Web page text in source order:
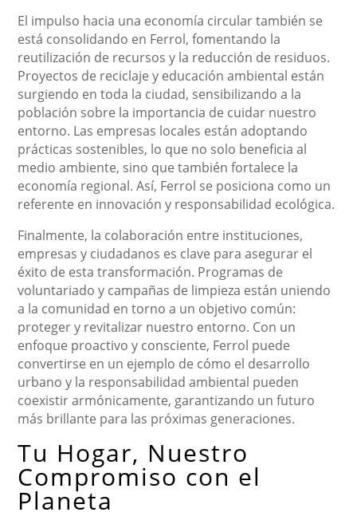
El impulso hacia una economía circular también se
está consolidando en Ferrol, fomentando la
reutilización de recursos y la reducción de residuos.
Proyectos de reciclaje y educación ambiental están
surgiendo en toda la ciudad, sensibilizando a la
población sobre la importancia de cuidar nuestro
entorno. Las empresas locales están adoptando
prácticas sostenibles, lo que no solo beneficia al
medio ambiente, sino que también fortalece la
economía regional. Así, Ferrol se posiciona como un
referente en innovación y responsabilidad ecológica.
Finalmente, la colaboración entre instituciones,
empresas y ciudadanos es clave para asegurar el
éxito de esta transformación. Programas de
voluntariado y campañas de limpieza están uniendo
a la comunidad en torno a un objetivo común:
proteger y revitalizar nuestro entorno. Con un
enfoque proactivo y consciente, Ferrol puede
convertirse en un ejemplo de cómo el desarrollo
urbano y la responsabilidad ambiental pueden
coexistir armónicamente, garantizando un futuro
más brillante para las próximas generaciones.
Tu Hogar, Nuestro
Compromiso con el
Planeta